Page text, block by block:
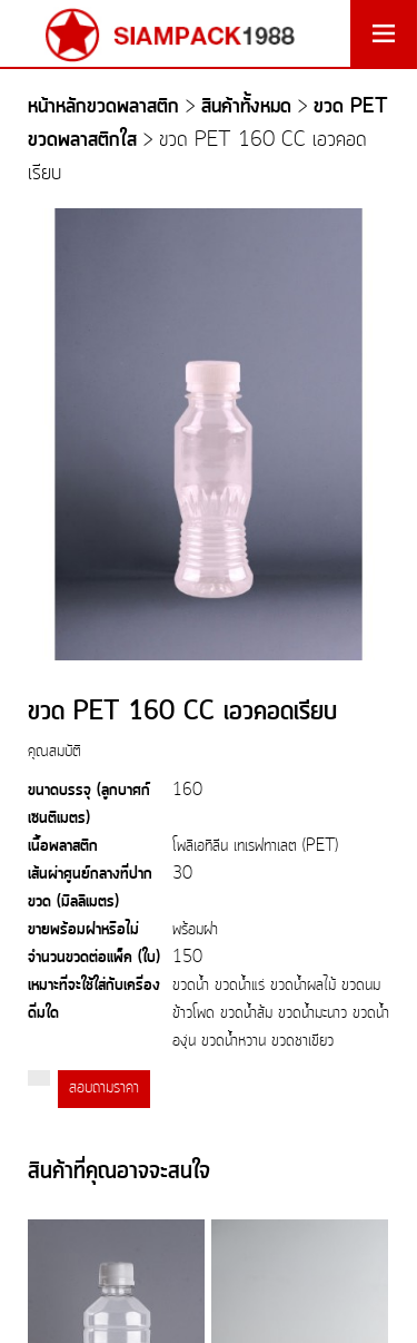
หน้าหลักขวดพลาสติก > สินค้าทั้งหมด > ขวด PET
ขวดพลาสติกใส > ขวด PET 160 CC เอวคอด
เรียบ
ขวด PET 160 CC เอวคอดเรียบ
คุณสมบัติ
ขนาดบรรจุ (ลูกบาศก์
เซนติเมตร)
160
เนื้อพลาสติก โพลิเอทิลีน เทเรฟทาเลต (PET)
เส้นผ่าศูนย์กลางที่ปาก
ขวด (มิลลิเมตร)
30
ขายพร้อมฝาหรือไม่ พร้อมฝา
จำนวนขวดต่อแพ็ค (ใบ) 150
เหมาะที่จะใช้ใส่กับเครื่อง
ดื่มใด
ขวดน้ำ ขวดน้ำแร่ ขวดน้ำผลไม้ ขวดนม
ข้าวโพด ขวดน้ำส้ม ขวดน้ำมะนาว ขวดน้ำ
องุ่น ขวดน้ำหวาน ขวดชาเขียว
สอบถามราคา
สินค้าที่คุณอาจจะสนใจ